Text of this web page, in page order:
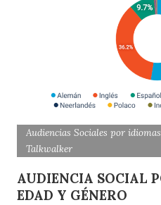
Audiencias Sociales por
Talkwalker
AUDIENCIA SOCIAL
EDAD Y GÉNERO